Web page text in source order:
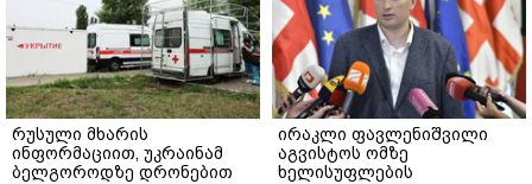
რუსული მხარის
ინფორმაციით, უკრაინამ
ბელგოროდზე დრონებით
ირაკლი ფავლენიშვილი
აგვისტოს ომზე
ხელისუფლების